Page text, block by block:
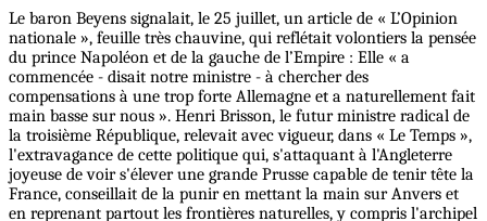
Le baron Beyens signalait, le 25 juillet, un article de « L’Opinion
nationale », feuille très chauvine, qui reflétait volontiers la pensée
du prince Napoléon et de la gauche de l’Empire : Elle « a
commencée - disait notre ministre - à chercher des
compensations à une trop forte Allemagne et a naturellement fait
main basse sur nous ». Henri Brisson, le futur ministre radical de
la troisième République, relevait avec vigueur, dans « Le Temps »,
l'extravagance de cette politique qui, s'attaquant à l'Angleterre
joyeuse de voir s'élever une grande Prusse capable de tenir tête la
France, conseillait de la punir en mettant la main sur Anvers et
en reprenant partout les frontières naturelles, y compris l'archipel